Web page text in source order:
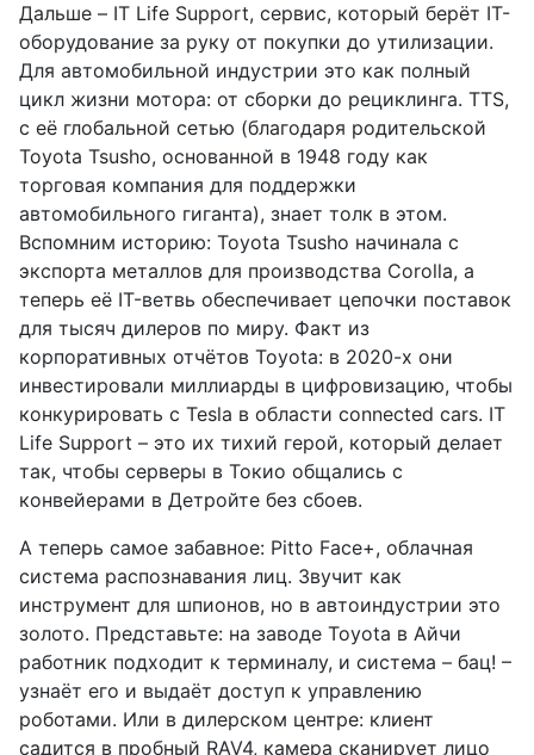
Дальше – IT Life Support, сервис, который берёт IT-
оборудование за руку от покупки до утилизации.
Для автомобильной индустрии это как полный
цикл жизни мотора: от сборки до рециклинга. TTS,
с её глобальной сетью (благодаря родительской
Toyota Tsusho, основанной в 1948 году как
торговая компания для поддержки
автомобильного гиганта), знает толк в этом.
Вспомним историю: Toyota Tsusho начинала с
экспорта металлов для производства Corolla, а
теперь её IT-ветвь обеспечивает цепочки поставок
для тысяч дилеров по миру. Факт из
корпоративных отчётов Toyota: в 2020-х они
инвестировали миллиарды в цифровизацию, чтобы
конкурировать с Tesla в области connected cars. IT
Life Support – это их тихий герой, который делает
так, чтобы серверы в Токио общались с
конвейерами в Детройте без сбоев.
А теперь самое забавное: Pitto Face+, облачная
система распознавания лиц. Звучит как
инструмент для шпионов, но в автоиндустрии это
золото. Представьте: на заводе Toyota в Айчи
работник подходит к терминалу, и система – бац! –
узнаёт его и выдаёт доступ к управлению
роботами. Или в дилерском центре: клиент
садится в пробный RAV4, камера сканирует лицо